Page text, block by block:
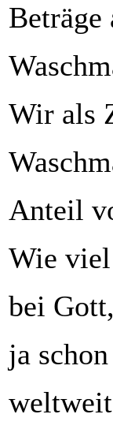
Beträge
Wir als
Anteil
Wie
bei
ja